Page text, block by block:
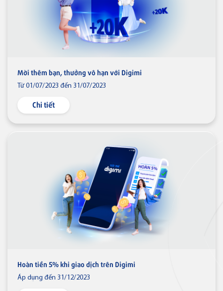
Mời thêm bạn, thưởng vô hạn với Digimi
Từ 01/07/2023 đến 31/07/2023
Chi tiết
Hoàn tiền 5% khi giao dịch trên Digimi
Áp dụng đến 31/12/2023